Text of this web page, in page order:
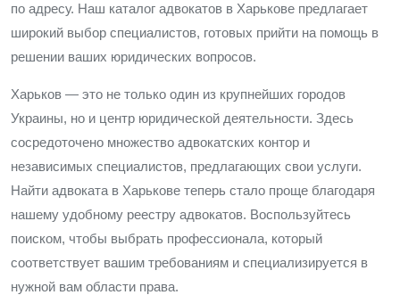
по адресу. Наш каталог адвокатов в Харькове предлагает
широкий выбор специалистов, готовых прийти на помощь в
решении ваших юридических вопросов.
Харьков — это не только один из крупнейших городов
Украины, но и центр юридической деятельности. Здесь
сосредоточено множество адвокатских контор и
независимых специалистов, предлагающих свои услуги.
Найти адвоката в Харькове теперь стало проще благодаря
нашему удобному реестру адвокатов. Воспользуйтесь
поиском, чтобы выбрать профессионала, который
соответствует вашим требованиям и специализируется в
нужной вам области права.